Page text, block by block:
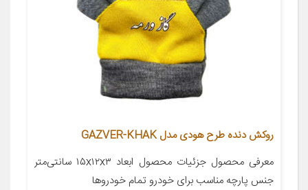
روکش دنده طرح هودی مدل GAZVER-KHAK
معرفی محصول جزئیات محصول ابعاد ۱۵x۱۲x۳ سانتی‌متر
جنس پارچه مناسب برای خودرو تمام خودروها